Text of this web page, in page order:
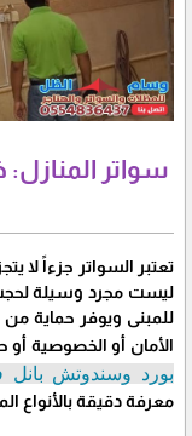
سواتر المنازل:
​تعتبر السواتر جزءاً لا
ليست مجرد وسيلة
للمبنى ويوفر حماية
الأمان أو الخصوصية
بورد وسندوتش
معرفة دقيقة بالأنواع